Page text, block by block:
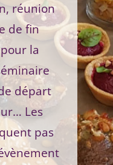
réunion
de fin
la
départ
Les
pas